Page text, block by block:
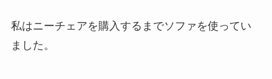
私はニーチェアを購入するまでソファを使ってい
ました。